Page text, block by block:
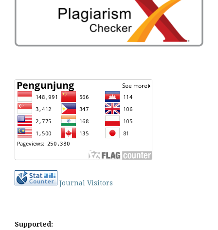
Journal Visitors
Supported: